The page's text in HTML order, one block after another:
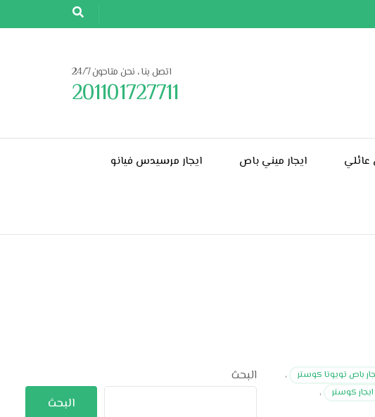
اتصل بنا ، نحن متاحون 24/7
201101727711
عائلي ايجار ميني باص ايجار مرسيدس فيانو
باص تويوتا كوستر
,
ايجار كوستر
,
البحث
البحث